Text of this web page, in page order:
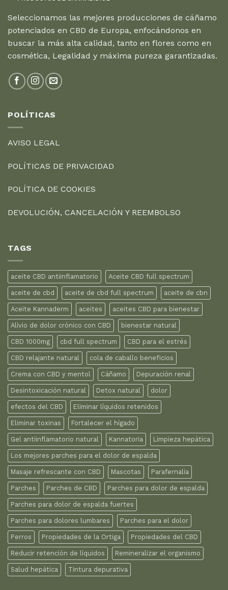
Seleccionamos las mejores producciones de cáñamo
potenciados en CBD de Europa, enfocándonos en
buscar la más alta calidad, tanto en flores como en
cosmética, Legalidad y máxima pureza garantizadas.
POLÍTICAS
AVISO LEGAL
POLÍTICAS DE PRIVACIDAD
POLÍTICA DE COOKIES
DEVOLUCIÓN, CANCELACIÓN Y REEMBOLSO
TAGS
aceite CBD antiinflamatorio Aceite CBD full spectrum
aceite de cbd aceite de cbd full spectrum aceite de cbn
Aceite Kannaderm aceites aceites CBD para bienestar
Alivio de dolor crónico con CBD bienestar natural
CBD 1000mg cbd full spectrum CBD para el estrés
CBD relajante natural cola de caballo beneficios
Crema con CBD y mentol Cáñamo Depuración renal
Desintoxicación natural Detox natural dolor
efectos del CBD Eliminar líquidos retenidos
Eliminar toxinas Fortalecer el hígado
Gel antiinflamatorio natural Kannatoria Limpieza hepática
Los mejores parches para el dolor de espalda
Masaje refrescante con CBD Mascotas Parafernalia
Parches Parches de CBD Parches para dolor de espalda
Parches para dolor de espalda fuertes
Parches para dolores lumbares Parches para el dolor
Perros Propiedades de la Ortiga Propiedades del CBD
Reducir retención de líquidos Remineralizar el organismo
Salud hepática Tintura depurativa